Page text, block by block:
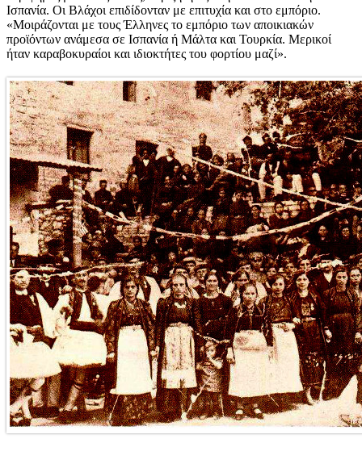
Ισπανία. Οι Βλάχοι επιδίδονταν με επιτυχία και στο εμπόριο.
«Μοιράζονται με τους Έλληνες το εμπόριο των αποικιακών
προϊόντων ανάμεσα σε Ισπανία ή Μάλτα και Τουρκία. Μερικοί
ήταν καραβοκυραίοι και ιδιοκτήτες του φορτίου μαζί».